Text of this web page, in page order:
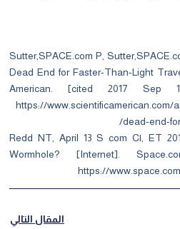
Sutter,SPACE.com P,
Dead End for Faster-Than-Light
American. [cited 2017 Sep
https://www.scientificamerican.com/
dead-end-
Redd NT, April 13 S com C|, ET
Wormhole? [Internet].
https://
المقال التالي